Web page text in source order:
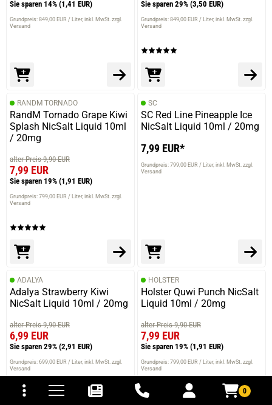
0
und Versandkosten
Sie sparen 14% (1,41 EUR)
Grundpreis: 849,00 EUR / Liter inkl. MwSt. zzgl.
Versand
Sie sparen 29% (3,50 EUR)
Grundpreis: 849,00 EUR / Liter inkl. MwSt. zzgl.
Versand
RANDM TORNADO
RandM Tornado Grape Kiwi
Splash NicSalt Liquid 10ml
/ 20mg
alter Preis 9,90 EUR
7,99 EUR
Sie sparen 19% (1,91 EUR)
Grundpreis: 799,00 EUR / Liter inkl. MwSt. zzgl.
Versand
SC
SC Red Line Pineapple Ice
NicSalt Liquid 10ml / 20mg
7,99 EUR*
Grundpreis: 799,00 EUR / Liter inkl. MwSt. zzgl.
Versand
ADALYA
Adalya Strawberry Kiwi
NicSalt Liquid 10ml / 20mg
alter Preis 9,90 EUR
6,99 EUR
Sie sparen 29% (2,91 EUR)
Grundpreis: 699,00 EUR / Liter inkl. MwSt. zzgl.
Versand
HOLSTER
Holster Quwi Punch NicSalt
Liquid 10ml / 20mg
alter Preis 9,90 EUR
7,99 EUR
Sie sparen 19% (1,91 EUR)
Grundpreis: 799,00 EUR / Liter inkl. MwSt. zzgl.
Versand